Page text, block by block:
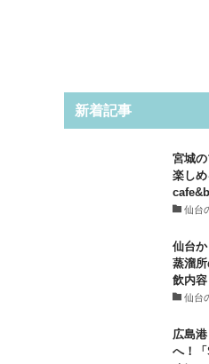
新着記事
宮城
楽し
仙台
仙台
蒸溜
飲内
仙台
広島
へ！